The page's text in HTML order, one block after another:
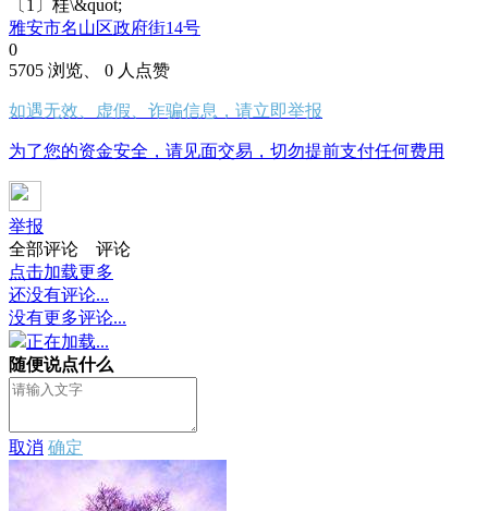
〔1〕桂\&quot;
雅安市名山区政府街14号
0
5705 浏览、 0 人点赞
如遇无效、虚假、诈骗信息，请立即举报
为了您的资金安全，请见面交易，切勿提前支付任何费用
举报
全部评论
评论
点击加载更多
还没有评论...
没有更多评论...
正在加载...
随便说点什么
取消 确定